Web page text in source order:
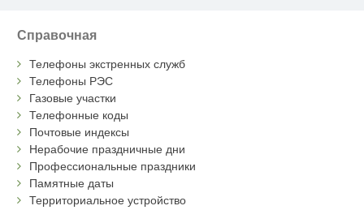
Справочная
Телефоны экстренных служб
Телефоны РЭС
Газовые участки
Телефонные коды
Почтовые индексы
Нерабочие праздничные дни
Профессиональные праздники
Памятные даты
Территориальное устройство